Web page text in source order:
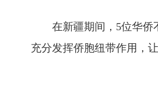
在新疆期间，5位华侨
充分发挥侨胞纽带作用，